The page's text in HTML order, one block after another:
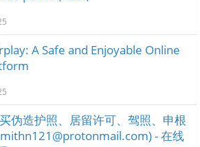
A Safe and Enjoyable Online
伪造护照、居留许可、驾照、申根
- 在线